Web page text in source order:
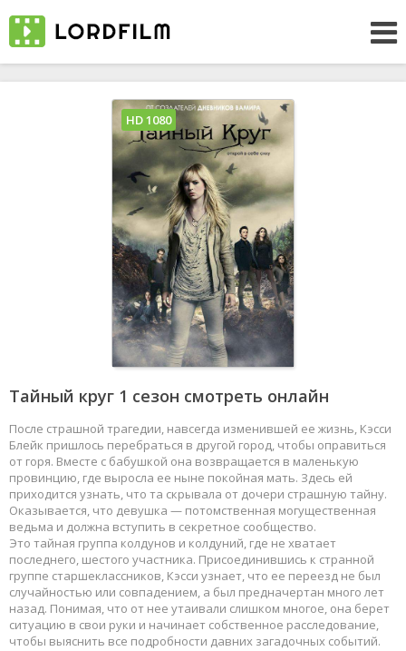
Тайный круг 1 сезон смотреть онлайн
После страшной трагедии, навсегда изменившей ее жизнь, Кэсси
Блейк пришлось перебраться в другой город, чтобы оправиться
от горя. Вместе с бабушкой она возвращается в маленькую
провинцию, где выросла ее ныне покойная мать. Здесь ей
приходится узнать, что та скрывала от дочери страшную тайну.
Оказывается, что девушка — потомственная могущественная
ведьма и должна вступить в секретное сообщество.
Это тайная группа колдунов и колдуний, где не хватает
последнего, шестого участника. Присоединившись к странной
группе старшеклассников, Кэсси узнает, что ее переезд не был
случайностью или совпадением, а был предначертан много лет
назад. Понимая, что от нее утаивали слишком многое, она берет
ситуацию в свои руки и начинает собственное расследование,
чтобы выяснить все подробности давних загадочных событий.
HD 1080